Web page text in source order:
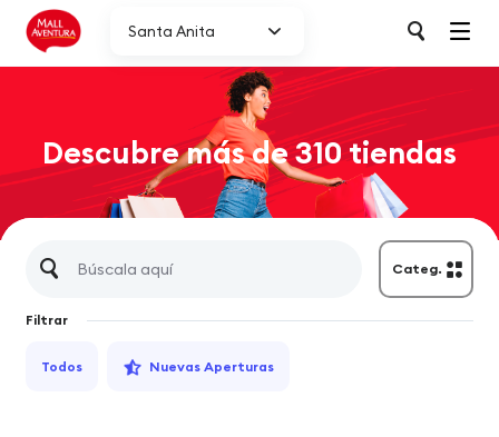
Santa Anita
Descubre más de 310 tiendas
Categ.
Filtrar
Todos Nuevas Aperturas